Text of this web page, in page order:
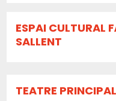
ESPAI CULTURAL
SALLENT
TEATRE